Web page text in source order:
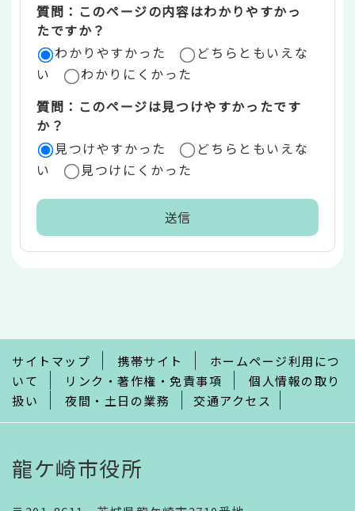
リ
ア
質問：このページの内容はわかりやすかっ
たですか？
わかりやすかった
どちらともいえな
い
わかりにくかった
質問：このページは見つけやすかったです
か？
見つけやすかった
どちらともいえな
い
見つけにくかった
で
サイトマップ 携帯サイト
ホームページ利用につ
いて
リンク・著作権・免責事項
個人情報の取り
扱い
夜間・土日の業務 交通アクセス
龍ケ崎市役所